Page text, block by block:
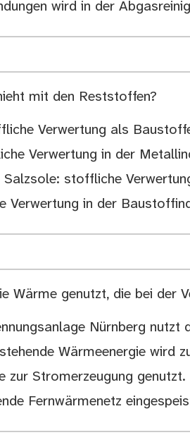
wird in der
mit den Reststoffen?
Verwertung als
Verwertung in der
Salzsole: stoffliche
Verwertung in der
Wärme genutzt, die bei der
Nürnberg
Wärmeenergie wird
zur Stromerzeugung
Fernwärmenetz